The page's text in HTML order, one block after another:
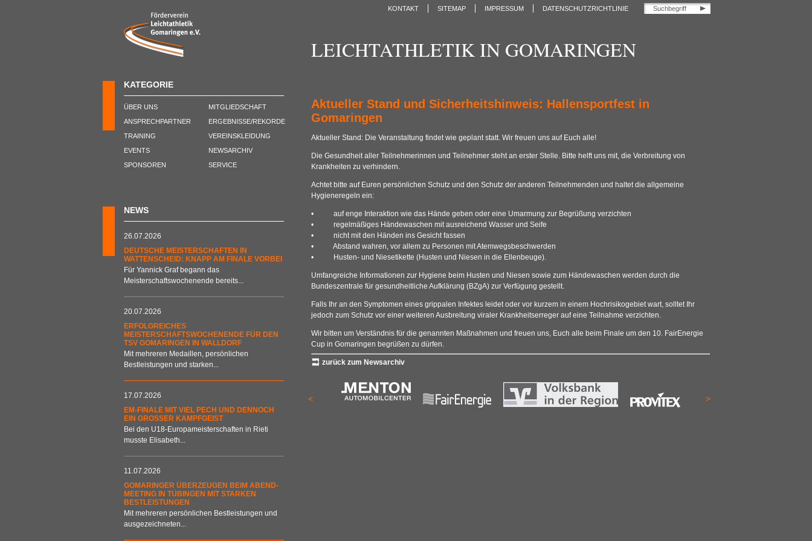
KONTAKT SITEMAP IMPRESSUM DATENSCHUTZRICHTLINIE
KATEGORIE
ÜBER UNS
ANSPRECHPARTNER
TRAINING
EVENTS
SPONSOREN
MITGLIEDSCHAFT
ERGEBNISSE/REKORDE
VEREINSKLEIDUNG
NEWSARCHIV
SERVICE
NEWS
26.07.2026
DEUTSCHE MEISTERSCHAFTEN IN
WATTENSCHEID: KNAPP AM FINALE VORBEI
Für Yannick Graf begann das
Meisterschaftswochenende bereits...
20.07.2026
ERFOLGREICHES
MEISTERSCHAFTSWOCHENENDE FÜR DEN
TSV GOMARINGEN IN WALLDORF
Mit mehreren Medaillen, persönlichen
Bestleistungen und starken...
17.07.2026
EM-FINALE MIT VIEL PECH UND DENNOCH
EIN GROSSER KAMPFGEIST
Bei den U18-Europameisterschaften in Rieti
musste Elisabeth...
11.07.2026
GOMARINGER ÜBERZEUGEN BEIM ABEND-
MEETING IN TÜBINGEN MIT STARKEN
BESTLEISTUNGEN
Mit mehreren persönlichen Bestleistungen und
ausgezeichneten...
LEICHTATHLETIK IN GOMARINGEN
Aktueller Stand und Sicherheitshinweis: Hallensportfest in
Gomaringen
Aktueller Stand: Die Veranstaltung findet wie geplant statt. Wir freuen uns auf Euch alle!
Die Gesundheit aller Teilnehmerinnen und Teilnehmer steht an erster Stelle. Bitte helft uns mit, die Verbreitung von
Krankheiten zu verhindern.
Achtet bitte auf Euren persönlichen Schutz und den Schutz der anderen Teilnehmenden und haltet die allgemeine
Hygieneregeln ein:
• auf enge Interaktion wie das Hände geben oder eine Umarmung zur Begrüßung verzichten
• regelmäßiges Händewaschen mit ausreichend Wasser und Seife
• nicht mit den Händen ins Gesicht fassen
• Abstand wahren, vor allem zu Personen mit Atemwegsbeschwerden
• Husten- und Niesetikette (Husten und Niesen in die Ellenbeuge).
Umfangreiche Informationen zur Hygiene beim Husten und Niesen sowie zum Händewaschen werden durch die
Bundeszentrale für gesundheitliche Aufklärung (BZgA) zur Verfügung gestellt.
Falls Ihr an den Symptomen eines grippalen Infektes leidet oder vor kurzem in einem Hochrisikogebiet wart, solltet Ihr
jedoch zum Schutz vor einer weiteren Ausbreitung viraler Krankheitserreger auf eine Teilnahme verzichten.
Wir bitten um Verständnis für die genannten Maßnahmen und freuen uns, Euch alle beim Finale um den 10. FairEnergie
Cup in Gomaringen begrüßen zu dürfen.
zurück zum Newsarchiv
< >